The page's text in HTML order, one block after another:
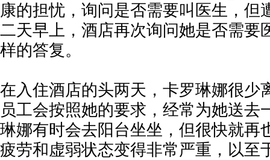
康的担忧，询问是否需要叫医生，但
二天早上，酒店再次询问她是否需要
样的答复。
在入住酒店的头两天，卡罗琳娜很少
员工会按照她的要求，经常为她送去
琳娜有时会去阳台坐坐，但很快就再
疲劳和虚弱状态变得非常严重，以至